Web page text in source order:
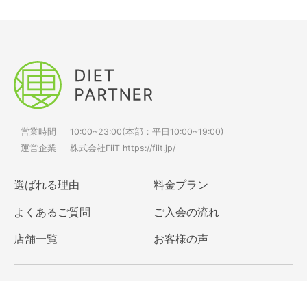
営業時間
10:00~23:00(本部：平日10:00~19:00)
運営企業
株式会社FiiT https://fiit.jp/
選ばれる理由 料金プラン
よくあるご質問 ご入会の流れ
店舗一覧 お客様の声